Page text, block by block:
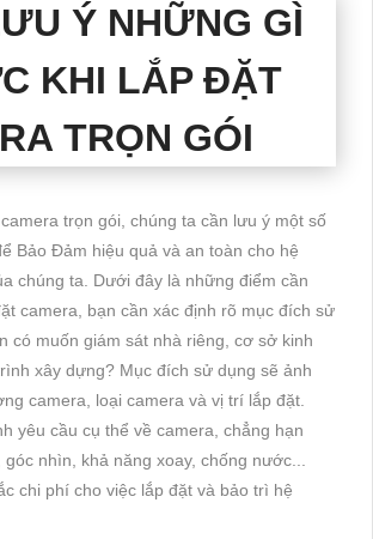
Ý NHỮNG GÌ
KHI LẮP ĐẶT
TRỌN GÓI
trọn gói, chúng ta cần lưu ý một số
Bảo Đảm hiệu quả và an toàn cho hệ
chúng ta. Dưới đây là những điểm cần
camera, bạn cần xác định rõ mục đích sử
có muốn giám sát nhà riêng, cơ sở kinh
xây dựng? Mục đích sử dụng sẽ ảnh
camera, loại camera và vị trí lắp đặt.
yêu cầu cụ thể về camera, chẳng hạn
góc nhìn, khả năng xoay, chống nước...
chi phí cho việc lắp đặt và bảo trì hệ